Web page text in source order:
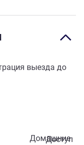
выезда до
Домашние
Доступ